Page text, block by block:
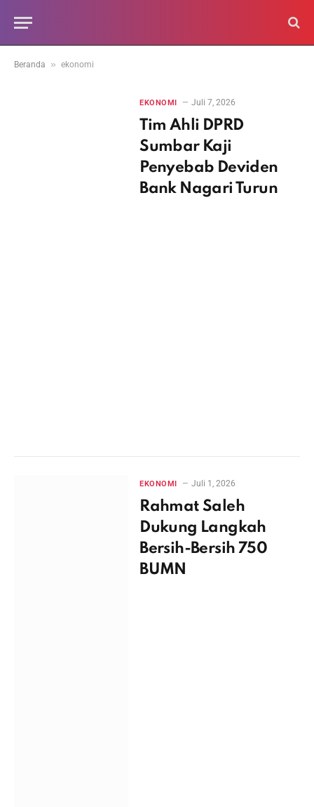
Beranda » ekonomi
EKONOMI Juli 7, 2026
Tim Ahli DPRD
Sumbar Kaji
Penyebab Deviden
Bank Nagari Turun
EKONOMI Juli 1, 2026
Rahmat Saleh
Dukung Langkah
Bersih-Bersih 750
BUMN